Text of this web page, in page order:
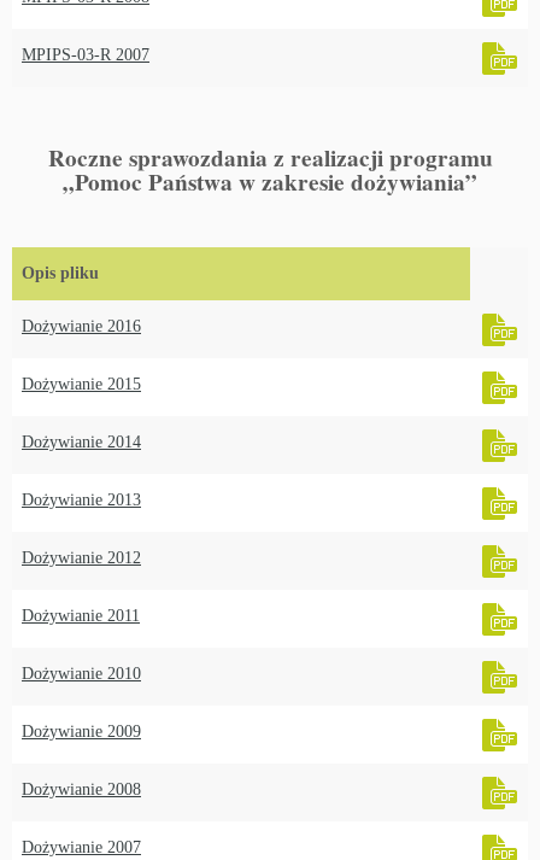
MPIPS-03-R 2007
Roczne sprawozdania z realizacji programu
„Pomoc Państwa w zakresie dożywiania”
Opis pliku
Dożywianie 2016
Dożywianie 2015
Dożywianie 2014
Dożywianie 2013
Dożywianie 2012
Dożywianie 2011
Dożywianie 2010
Dożywianie 2009
Dożywianie 2008
Dożywianie 2007